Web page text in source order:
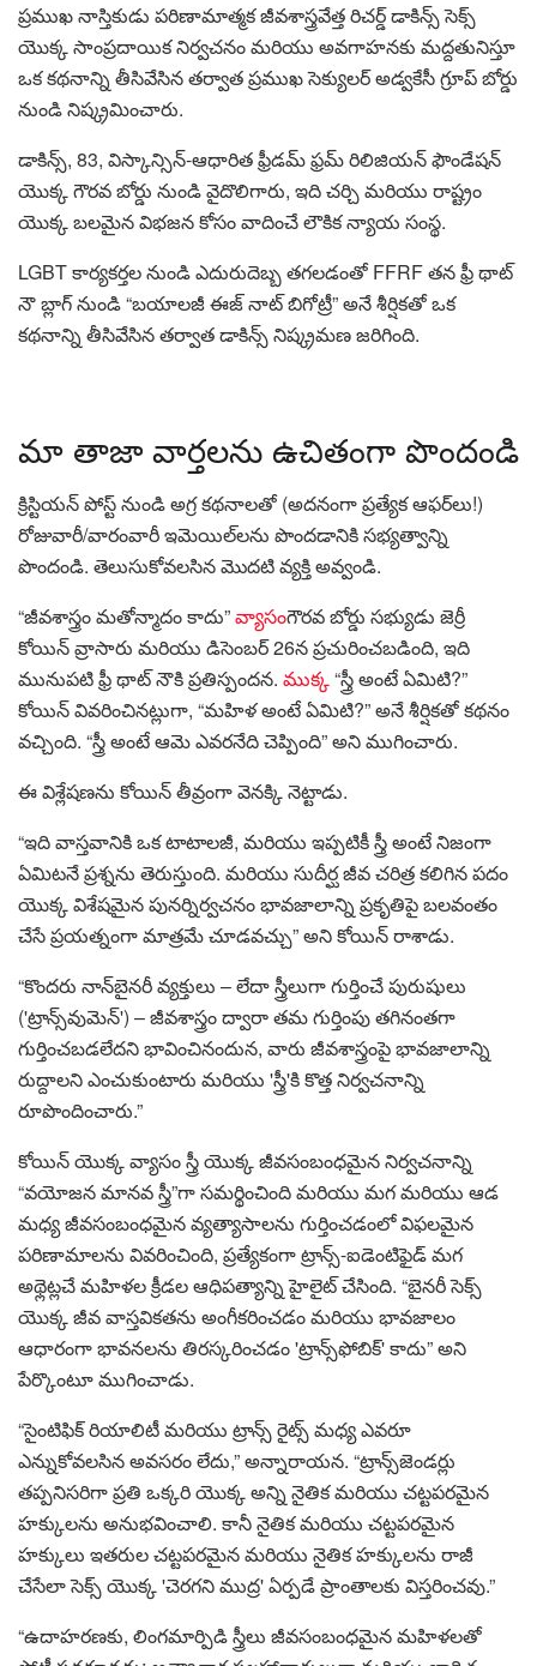
ప్రముఖ నాస్తికుడు పరిణామాత్మక జీవశాస్త్రవేత్త రిచర్డ్ డాకిన్స్ సెక్స్
యొక్క సాంప్రదాయిక నిర్వచనం మరియు అవగాహనకు మద్దతునిస్తూ
ఒక కథనాన్ని తీసివేసిన తర్వాత ప్రముఖ సెక్యులర్ అడ్వకేసీ గ్రూప్ బోర్డు
నుండి నిష్క్రమించారు.
డాకిన్స్, 83, విస్కాన్సిన్-ఆధారిత ఫ్రీడమ్ ఫ్రమ్ రిలిజియన్ ఫౌండేషన్
యొక్క గౌరవ బోర్డు నుండి వైదొలిగారు, ఇది చర్చి మరియు రాష్ట్రం
యొక్క బలమైన విభజన కోసం వాదించే లౌకిక న్యాయ సంస్థ.
LGBT కార్యకర్తల నుండి ఎదురుదెబ్బ తగలడంతో FFRF తన ఫ్రీ థాట్
నౌ బ్లాగ్ నుండి “బయాలజీ ఈజ్ నాట్ బిగోట్రీ” అనే శీర్షికతో ఒక
కథనాన్ని తీసివేసిన తర్వాత డాకిన్స్ నిష్క్రమణ జరిగింది.
మా తాజా వార్తలను ఉచితంగా పొందండి
క్రిస్టియన్ పోస్ట్ నుండి అగ్ర కథనాలతో (అదనంగా ప్రత్యేక ఆఫర్‌లు!)
రోజువారీ/వారంవారీ ఇమెయిల్‌లను పొందడానికి సభ్యత్వాన్ని
పొందండి. తెలుసుకోవలసిన మొదటి వ్యక్తి అవ్వండి.
“జీవశాస్త్రం మతోన్మాదం కాదు”వ్యాసంగౌరవ బోర్డు సభ్యుడు జెర్రీ
కోయిన్ వ్రాసారు మరియు డిసెంబర్ 26న ప్రచురించబడింది, ఇది
మునుపటి ఫ్రీ థాట్ నౌకి ప్రతిస్పందన. ముక్క“స్త్రీ అంటే ఏమిటి?”
కోయిన్ వివరించినట్లుగా, “మహిళ అంటే ఏమిటి?” అనే శీర్షికతో కథనం
వచ్చింది. “స్త్రీ అంటే ఆమె ఎవరనేది చెప్పింది” అని ముగించారు.
ఈ విశ్లేషణను కోయిన్ తీవ్రంగా వెనక్కి నెట్టాడు.
“ఇది వాస్తవానికి ఒక టాటాలజీ, మరియు ఇప్పటికీ స్త్రీ అంటే నిజంగా
ఏమిటనే ప్రశ్నను తెరుస్తుంది. మరియు సుదీర్ఘ జీవ చరిత్ర కలిగిన పదం
యొక్క విశేషమైన పునర్నిర్వచనం భావజాలాన్ని ప్రకృతిపై బలవంతం
చేసే ప్రయత్నంగా మాత్రమే చూడవచ్చు” అని కోయిన్ రాశాడు.
“కొందరు నాన్‌బైనరీ వ్యక్తులు – లేదా స్త్రీలుగా గుర్తించే పురుషులు
('ట్రాన్స్‌వుమెన్') – జీవశాస్త్రం ద్వారా తమ గుర్తింపు తగినంతగా
గుర్తించబడలేదని భావించినందున, వారు జీవశాస్త్రంపై భావజాలాన్ని
రుద్దాలని ఎంచుకుంటారు మరియు 'స్త్రీ'కి కొత్త నిర్వచనాన్ని
రూపొందించారు.”
కోయిన్ యొక్క వ్యాసం స్త్రీ యొక్క జీవసంబంధమైన నిర్వచనాన్ని
“వయోజన మానవ స్త్రీ”గా సమర్థించింది మరియు మగ మరియు ఆడ
మధ్య జీవసంబంధమైన వ్యత్యాసాలను గుర్తించడంలో విఫలమైన
పరిణామాలను వివరించింది, ప్రత్యేకంగా ట్రాన్స్-ఐడెంటిఫైడ్ మగ
అథ్లెట్లచే మహిళల క్రీడల ఆధిపత్యాన్ని హైలైట్ చేసింది. “బైనరీ సెక్స్
యొక్క జీవ వాస్తవికతను అంగీకరించడం మరియు భావజాలం
ఆధారంగా భావనలను తిరస్కరించడం 'ట్రాన్స్‌ఫోబిక్' కాదు” అని
పేర్కొంటూ ముగించాడు.
“సైంటిఫిక్ రియాలిటీ మరియు ట్రాన్స్ రైట్స్ మధ్య ఎవరూ
ఎన్నుకోవలసిన అవసరం లేదు,” అన్నారాయన. “ట్రాన్స్‌జెండర్లు
తప్పనిసరిగా ప్రతి ఒక్కరి యొక్క అన్ని నైతిక మరియు చట్టపరమైన
హక్కులను అనుభవించాలి. కానీ నైతిక మరియు చట్టపరమైన
హక్కులు ఇతరుల చట్టపరమైన మరియు నైతిక హక్కులను రాజీ
చేసేలా సెక్స్ యొక్క 'చెరగని ముద్ర' ఏర్పడే ప్రాంతాలకు విస్తరించవు.”
“ఉదాహరణకు, లింగమార్పిడి స్త్రీలు జీవసంబంధమైన మహిళలతో